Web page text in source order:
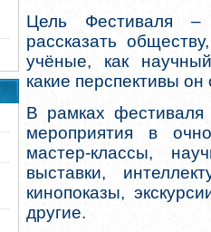
Цель Фестиваля
рассказать
учёные, как
какие перспективы
В рамках фестиваля
мероприятия в
мастер-классы,
выставки,
кинопоказы,
другие.